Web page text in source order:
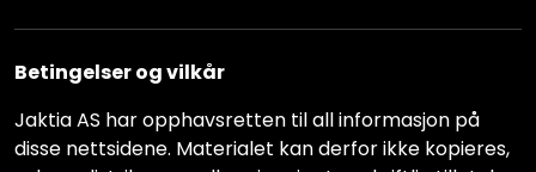
Betingelser og vilkår
Jaktia AS har opphavsretten til all informasjon på
disse nettsidene. Materialet kan derfor ikke kopieres,